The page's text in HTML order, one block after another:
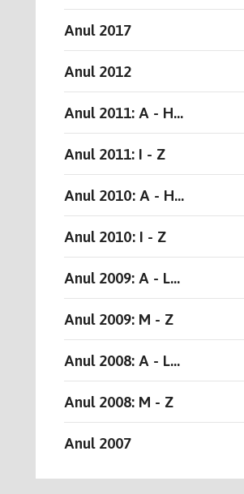
Anul 2017
Anul 2012
Anul 2011: A - H...
Anul 2011: I - Z
Anul 2010: A - H...
Anul 2010: I - Z
Anul 2009: A - L...
Anul 2009: M - Z
Anul 2008: A - L...
Anul 2008: M - Z
Anul 2007